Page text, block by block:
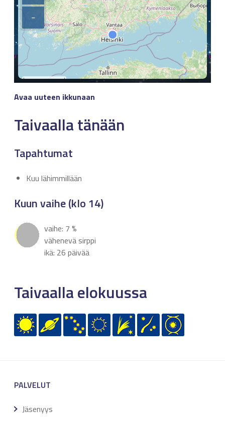
Avaa uuteen ikkunaan
Taivaalla tänään
Tapahtumat
Kuu lähimmillään
Kuun vaihe (klo 14)
vaihe: 7 %
vähenevä sirppi
ikä: 26 päivää
Taivaalla elokuussa
PALVELUT
Jäsenyys